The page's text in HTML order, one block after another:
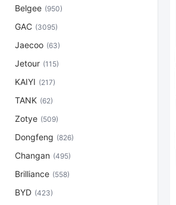
Belgee (950)
GAC (3095)
Jaecoo (63)
Jetour (115)
KAIYI (217)
TANK (62)
Zotye (509)
Dongfeng (826)
Changan (495)
Brilliance (558)
BYD (423)